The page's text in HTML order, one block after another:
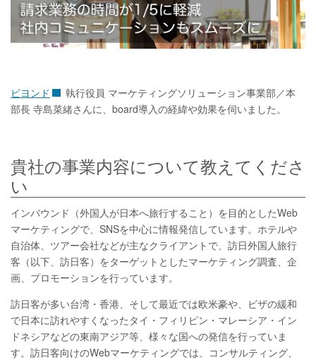
ビヨンド
執行役員 マーケティングソリューション事業部／本
部長 寺島菜緒さんに、board導入の経緯や効果を伺いました。
貴社の事業内容について教えてくださ
い
インバウンド（外国人が日本へ旅行すること）を目的としたWeb
マーケティングで、SNSを中心に情報発信しています。ホテルや
自治体、ツアー会社などが主なクライアントで、訪日外国人旅行
客（以下、訪日客）をターゲットとしたマーケティング調査、企
画、プロモーションを行っています。
訪日客が多い台湾・香港、そして最近では欧米豪や、ビザの緩和
で日本に訪れやすくなったタイ・フィリピン・マレーシア・イン
ドネシアなどの東南アジア等、様々な国への発信を行っていま
す。訪日客向けのWebマーケティングでは、コンサルティング、